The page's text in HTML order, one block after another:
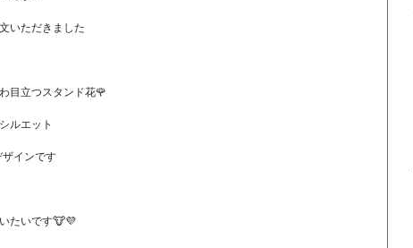
いただきました
目立つスタンド花🌹
ルエット
ザインです
たいです🐮💜